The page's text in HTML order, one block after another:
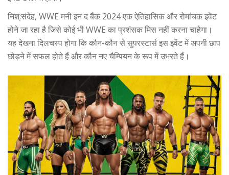
निश्:संदेह, WWE मनी इन द बैंक 2024 एक ऐतिहासिक और रोमांचक इवेंट
होने जा रहा है जिसे कोई भी WWE का प्रशंसक मिस नहीं करना चाहेगा।
यह देखना दिलचस्प होगा कि कौन-कौन से सुपरस्टार्स इस इवेंट में अपनी छाप
छोड़ने में सफल होते हैं और कौन नए चैम्पियन के रूप में उभरते हैं।